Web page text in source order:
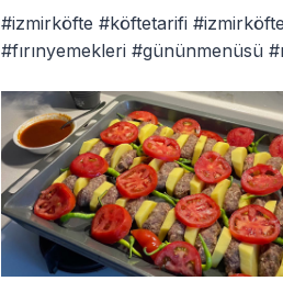
#izmirköfte #köftetarifi
#fırınyemekleri #gününmenüsü